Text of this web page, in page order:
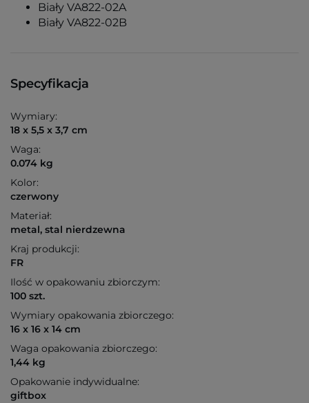
Biały VA822-02A
Biały VA822-02B
Specyfikacja
Wymiary:
18 x 5,5 x 3,7 cm
Waga:
0.074 kg
Kolor:
czerwony
Materiał:
metal, stal nierdzewna
Kraj produkcji:
FR
Ilość w opakowaniu zbiorczym:
100 szt.
Wymiary opakowania zbiorczego:
16 x 16 x 14 cm
Waga opakowania zbiorczego:
1,44 kg
Opakowanie indywidualne:
giftbox